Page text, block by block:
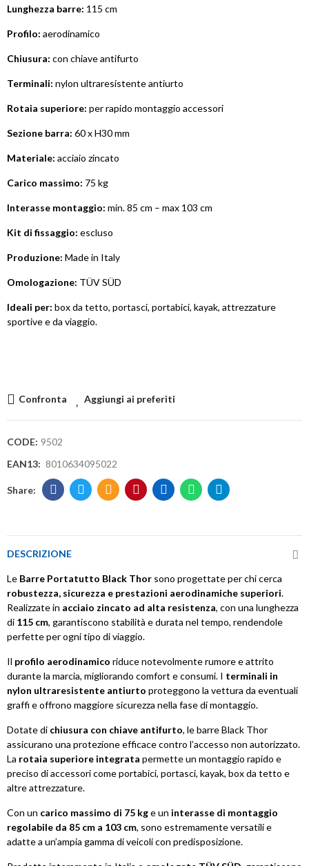
Lunghezza barre: 115 cm
Profilo: aerodinamico
Chiusura: con chiave antifurto
Terminali: nylon ultraresistente antiurto
Rotaia superiore: per rapido montaggio accessori
Sezione barra: 60 x H30 mm
Materiale: acciaio zincato
Carico massimo: 75 kg
Interasse montaggio: min. 85 cm – max 103 cm
Kit di fissaggio: escluso
Produzione: Made in Italy
Omologazione: TÜV SÜD
Ideali per: box da tetto, portasci, portabici, kayak, attrezzature
sportive e da viaggio.
Confronta Aggiungi ai preferiti
CODE: 9502
EAN13: 8010634095022
DESCRIZIONE
Le Barre Portatutto Black Thor sono progettate per chi cerca
robustezza, sicurezza e prestazioni aerodinamiche superiori.
Realizzate in acciaio zincato ad alta resistenza, con una lunghezza
di 115 cm, garantiscono stabilità e durata nel tempo, rendendole
perfette per ogni tipo di viaggio.
Il profilo aerodinamico riduce notevolmente rumore e attrito
durante la marcia, migliorando comfort e consumi. I terminali in
nylon ultraresistente antiurto proteggono la vettura da eventuali
graffi e offrono maggiore sicurezza nella fase di montaggio.
Dotate di chiusura con chiave antifurto, le barre Black Thor
assicurano una protezione efficace contro l’accesso non autorizzato.
La rotaia superiore integrata permette un montaggio rapido e
preciso di accessori come portabici, portasci, kayak, box da tetto e
altre attrezzature.
Con un carico massimo di 75 kge un interasse di montaggio
regolabile da 85 cm a 103 cm, sono estremamente versatili e
adatte a un’ampia gamma di veicoli con predisposizione.